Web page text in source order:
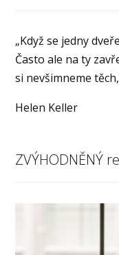
„Když se jedny
Často ale na ty
si nevšimneme
Helen Keller
ZVÝHODNĚNÝ